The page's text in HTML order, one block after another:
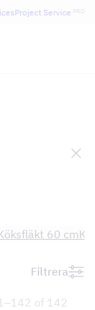
hållerProject Service PRO
60 cm
Filtrera
of 142